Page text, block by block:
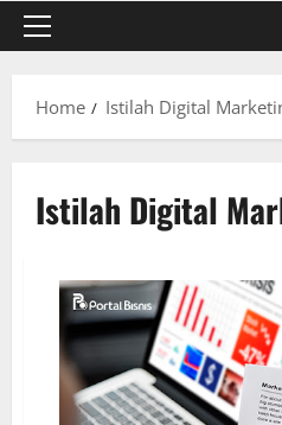
Home Istilah Digital
Istilah Digital